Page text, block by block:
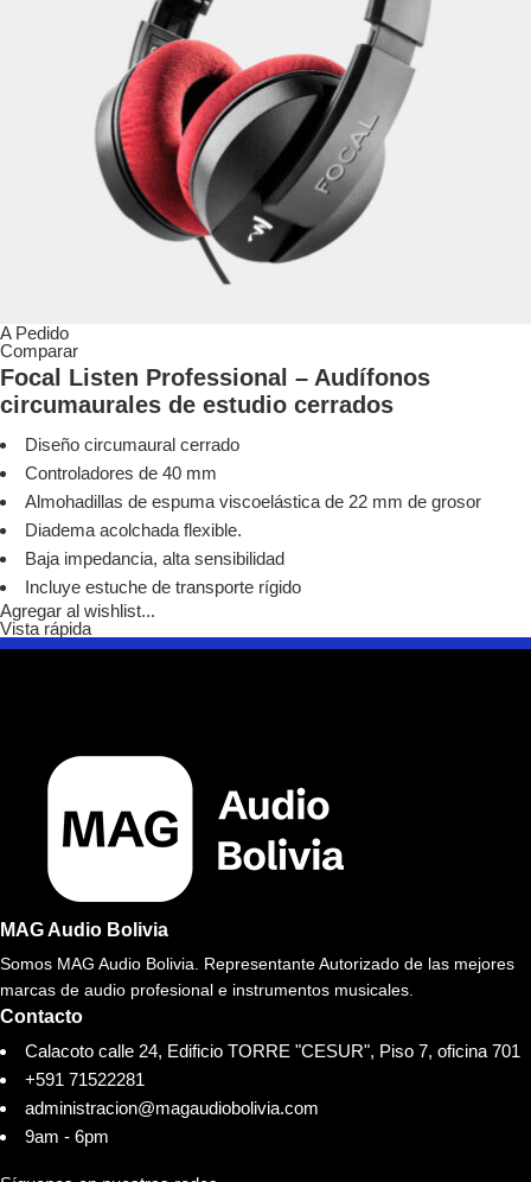
A Pedido
Comparar
Focal Listen Professional – Audífonos
circumaurales de estudio cerrados
Diseño circumaural cerrado
Controladores de 40 mm
Almohadillas de espuma viscoelástica de 22 mm de grosor
Diadema acolchada flexible.
Baja impedancia, alta sensibilidad
Incluye estuche de transporte rígido
Agregar al wishlist...
Vista rápida
MAG Audio Bolivia
Somos MAG Audio Bolivia. Representante Autorizado de las mejores
marcas de audio profesional e instrumentos musicales.
Contacto
Calacoto calle 24, Edificio TORRE "CESUR", Piso 7, oficina 701
+591 71522281
administracion@magaudiobolivia.com
9am - 6pm